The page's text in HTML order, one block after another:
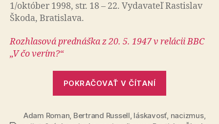
1/október 1998, str. 18 – 22. Vydavateľ Rastislav
Škoda, Bratislava.
Rozhlasová prednáška z 20. 5. 1947 v relácii BBC
„V čo ve­rím?“
POKRAČOVAŤ V ČÍTANÍ
Adam Roman, Bertrand Russell, láskavosť, nacizmus,